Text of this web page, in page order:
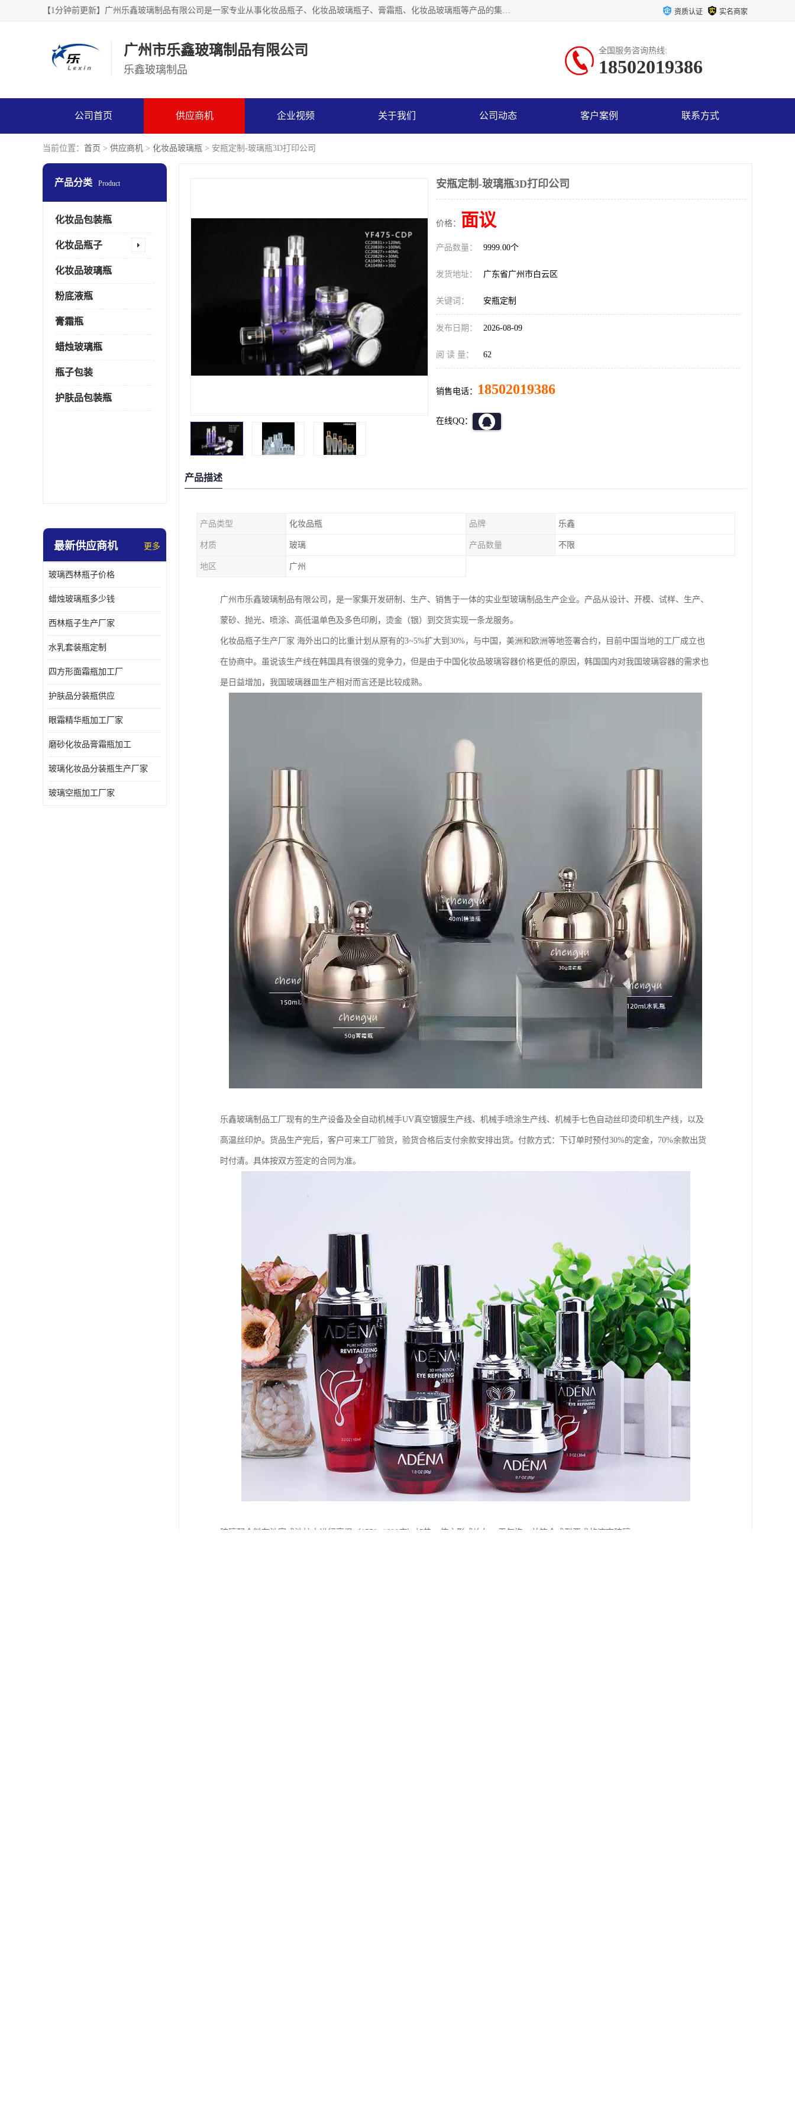
【1分钟前更新】广州乐鑫玻璃制品有限公司是一家专业从事化妆品瓶子、化妆品玻璃瓶子、膏霜瓶、化妆品玻璃瓶等产品的集开发研制、生产、销售于一体的实业型玻璃制品生产企业。产品从设计、开模、试样、生产、蒙砂、抛光、喷涂、高低温单色及多色印刷，烫金（银）到交货实现一条龙服务。 资质认证 实名商家
广州市乐鑫玻璃制品有限公司
乐鑫玻璃制品
全国服务咨询热线:
18502019386
公司首页 供应商机 企业视频 关于我们 公司动态 客户案例 联系方式
当前位置： 首页 > 供应商机 > 化妆品玻璃瓶 > 安瓶定制-玻璃瓶3D打印公司
产品分类 Product
化妆品包装瓶
化妆品瓶子
化妆品玻璃瓶
粉底液瓶
膏霜瓶
蜡烛玻璃瓶
瓶子包装
护肤品包装瓶
最新供应商机 更多
玻璃西林瓶子价格
蜡烛玻璃瓶多少钱
西林瓶子生产厂家
水乳套装瓶定制
四方形面霜瓶加工厂
护肤品分装瓶供应
眼霜精华瓶加工厂家
磨砂化妆品膏霜瓶加工
玻璃化妆品分装瓶生产厂家
玻璃空瓶加工厂家
安瓶定制-玻璃瓶3D打印公司
价格： 面议
产品数量： 9999.00个
发货地址： 广东省广州市白云区
关键词： 安瓶定制
发布日期： 2026-08-09
阅 读 量： 62
销售电话： 18502019386
在线QQ：
产品描述
产品类型 化妆品瓶 品牌 乐鑫
材质 玻璃 产品数量 不限
地区 广州
广州市乐鑫玻璃制品有限公司，是一家集开发研制、生产、销售于一体的实业型玻璃制品生产企业。产品从设计、开模、试样、生产、
蒙砂、抛光、喷涂、高低温单色及多色印刷，烫金（银）到交货实现一条龙服务。
化妆品瓶子生产厂家 海外出口的比重计划从原有的3~5%扩大到30%，与中国，美洲和欧洲等地签署合约，目前中国当地的工厂成立也
在协商中。虽说该生产线在韩国具有很强的竞争力，但是由于中国化妆品玻璃容器价格更低的原因，韩国国内对我国玻璃容器的需求也
是日益增加，我国玻璃器皿生产相对而言还是比较成熟。
乐鑫玻璃制品工厂现有的生产设备及全自动机械手UV真空镀膜生产线、机械手喷涂生产线、机械手七色自动丝印烫印机生产线，以及
高温丝印炉。货品生产完后，客户可来工厂验货，验货合格后支付余款安排出货。付款方式：下订单时预付30%的定金，70%余款出货
时付清。具体按双方签定的合同为准。
玻璃配合料在池窑或池炉内进行高温（1550~1600度）加热，使之形成均匀、无气泡，并符合成型要求的液态玻璃。